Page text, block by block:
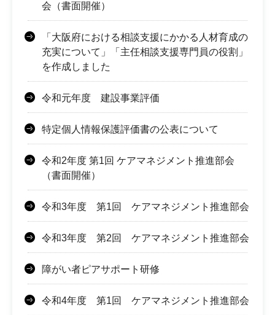
会（書面開催）
「大阪府における相談支援にかかる人材育成の
充実について」「主任相談支援専門員の役割」
を作成しました
令和元年度 建設事業評価
特定個人情報保護評価書の公表について
令和2年度 第1回 ケアマネジメント推進部会
（書面開催）
令和3年度 第1回 ケアマネジメント推進部会
令和3年度 第2回 ケアマネジメント推進部会
障がい者ピアサポート研修
令和4年度 第1回 ケアマネジメント推進部会